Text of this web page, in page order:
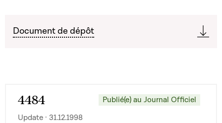
Document de dépôt
4484
Publié(e) au Journal Officiel
Update · 31.12.1998